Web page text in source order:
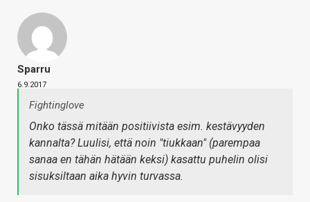
Sparru
6.9.2017
Fightinglove
Onko tässä mitään positiivista esim. kestävyyden
kannalta? Luulisi, että noin "tiukkaan" (parempaa
sanaa en tähän hätään keksi) kasattu puhelin olisi
sisuksiltaan aika hyvin turvassa.